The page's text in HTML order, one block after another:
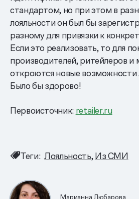
стандартом, но при этом в
лояльности он был бы
разному для привязки к
Если это реализовать, то для
производителей, ритейлеров и
откроются новые возможности
Было бы здорово!
Первоисточник: retailer.ru
Теги: Лояльность Из СМИ